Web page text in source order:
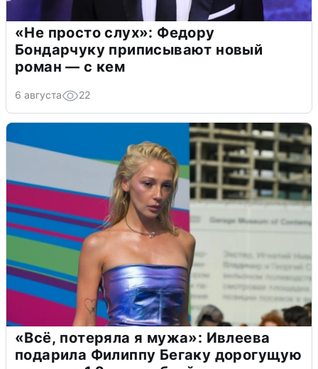
«Не просто слух»: Федору
Бондарчуку приписывают новый
роман — с кем
6 августа 22
«Всё, потеряла я мужа»: Ивлеева
подарила Филиппу Бегаку дорогущую